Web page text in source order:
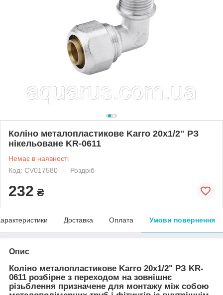
Коліно металопластикове Karro 20х1/2" РЗ
нікельоване KR-0611
Немає в наявності
Код: CV017580
Роздріб
232 ₴
Доставка Оплата Умови повернення
Опис
Коліно металопластикове Karro 20х1/2" РЗ KR-
0611 розбірне з переходом на зовнішнє
різьблення призначене для монтажу між собою